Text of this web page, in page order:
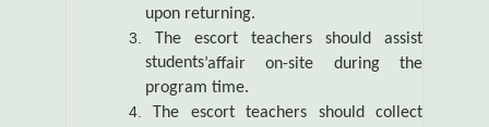
upon returning.
The escort teachers should assist
students’affair on-site during the
program time.
The escort teachers should collect